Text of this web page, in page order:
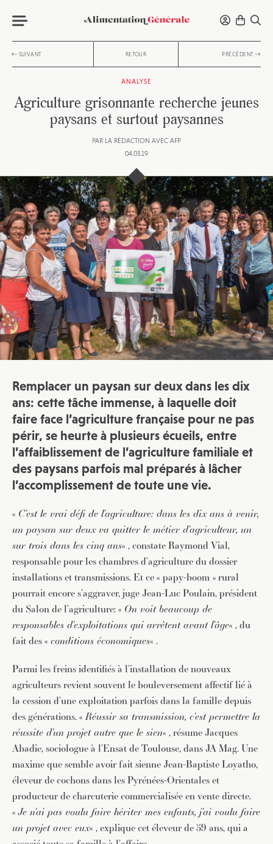
SUIVANT RETOUR PRÉCÉDENT
ANALYSE
Agriculture grisonnante recherche jeunes
paysans et surtout paysannes
PAR LA RÉDACTION AVEC AFP
04.03.19
Remplacer un paysan sur deux dans les dix
ans: cette tâche immense, à laquelle doit
faire face l’agriculture française pour ne pas
périr, se heurte à plusieurs écueils, entre
l’affaiblissement de l’agriculture familiale et
des paysans parfois mal préparés à lâcher
l’accomplissement de toute une vie.
« C’est le vrai défi de l’agriculture: dans les dix ans à venir,
un paysan sur deux va quitter le métier d’agriculteur, un
sur trois dans les cinq ans« , constate Raymond Vial,
responsable pour les chambres d’agriculture du dossier
installations et transmissions. Et ce « papy-boom » rural
pourrait encore s’aggraver, juge Jean-Luc Poulain, président
du Salon de l’agriculture: « On voit beaucoup de
responsables d’exploitations qui arrêtent avant l’âge« , du
fait des « conditions économiques« .
Parmi les freins identifiés à l’installation de nouveaux
agriculteurs revient souvent le bouleversement affectif lié à
la cession d’une exploitation parfois dans la famille depuis
des générations. «Réussir sa transmission, c’est permettre la
réussite d’un projet autre que le sien« , résume Jacques
Abadie, sociologue à l’Ensat de Toulouse, dans JA Mag. Une
maxime que semble avoir fait sienne Jean-Baptiste Loyatho,
éleveur de cochons dans les Pyrénées-Orientales et
producteur de charcuterie commercialisée en vente directe.
«Je n’ai pas voulu faire hériter mes enfants, j’ai voulu faire
un projet avec eux« , explique cet éleveur de 59 ans, qui a